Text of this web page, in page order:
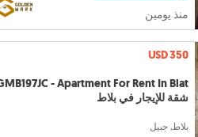
منذ يومين
USD 350
شقة للإيجار في بلاط
بلاط, جبيل